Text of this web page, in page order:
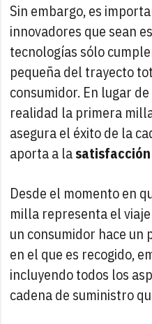
Sin embargo, es
innovadores que sean
tecnologías sólo
pequeña del trayecto
consumidor. En lugar
realidad la primera
asegura el éxito de la
aporta a la
Desde el momento en
milla representa el
un consumidor hace un
en el que es recogido,
incluyendo todos los
cadena de suministro